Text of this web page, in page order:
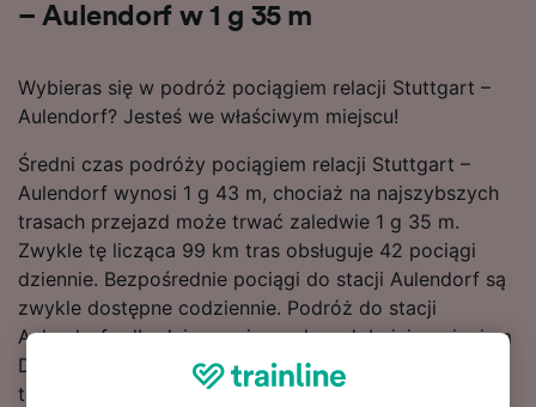
– Aulendorf w 1 g 35 m
Wybieras się w podróż pociągiem relacji Stuttgart –
Aulendorf? Jesteś we właściwym miejscu!
Średni czas podróży pociągiem relacji Stuttgart –
Aulendorf wynosi 1 g 43 m, chociaż na najszybszych
trasach przejazd może trwać zaledwie 1 g 35 m.
Zwykle tę licząca 99 km tras obsługuje 42 pociągi
dziennie. Bezpośrednie pociągi do stacji Aulendorf są
zwykle dostępne codziennie. Podróż do stacji
Aulendorf odbędziesz najprawdopodobniej pociągiem
DB, ponieważ jest to główny przewoźnik obsługujący
tę trasę.